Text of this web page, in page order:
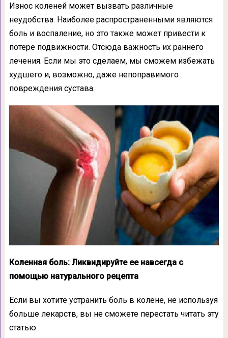
Износ коленей может вызвать различные
неудобства. Наиболее распространенными являются
боль и воспаление, но это также может привести к
потере подвижности. Отсюда важность их раннего
лечения. Если мы это сделаем, мы сможем избежать
худшего и, возможно, даже непоправимого
повреждения сустава.
Коленная боль: Ликвидируйте ее навсегда с
помощью натурального рецепта
Если вы хотите устранить боль в колене, не используя
больше лекарств, вы не сможете перестать читать эту
статью.